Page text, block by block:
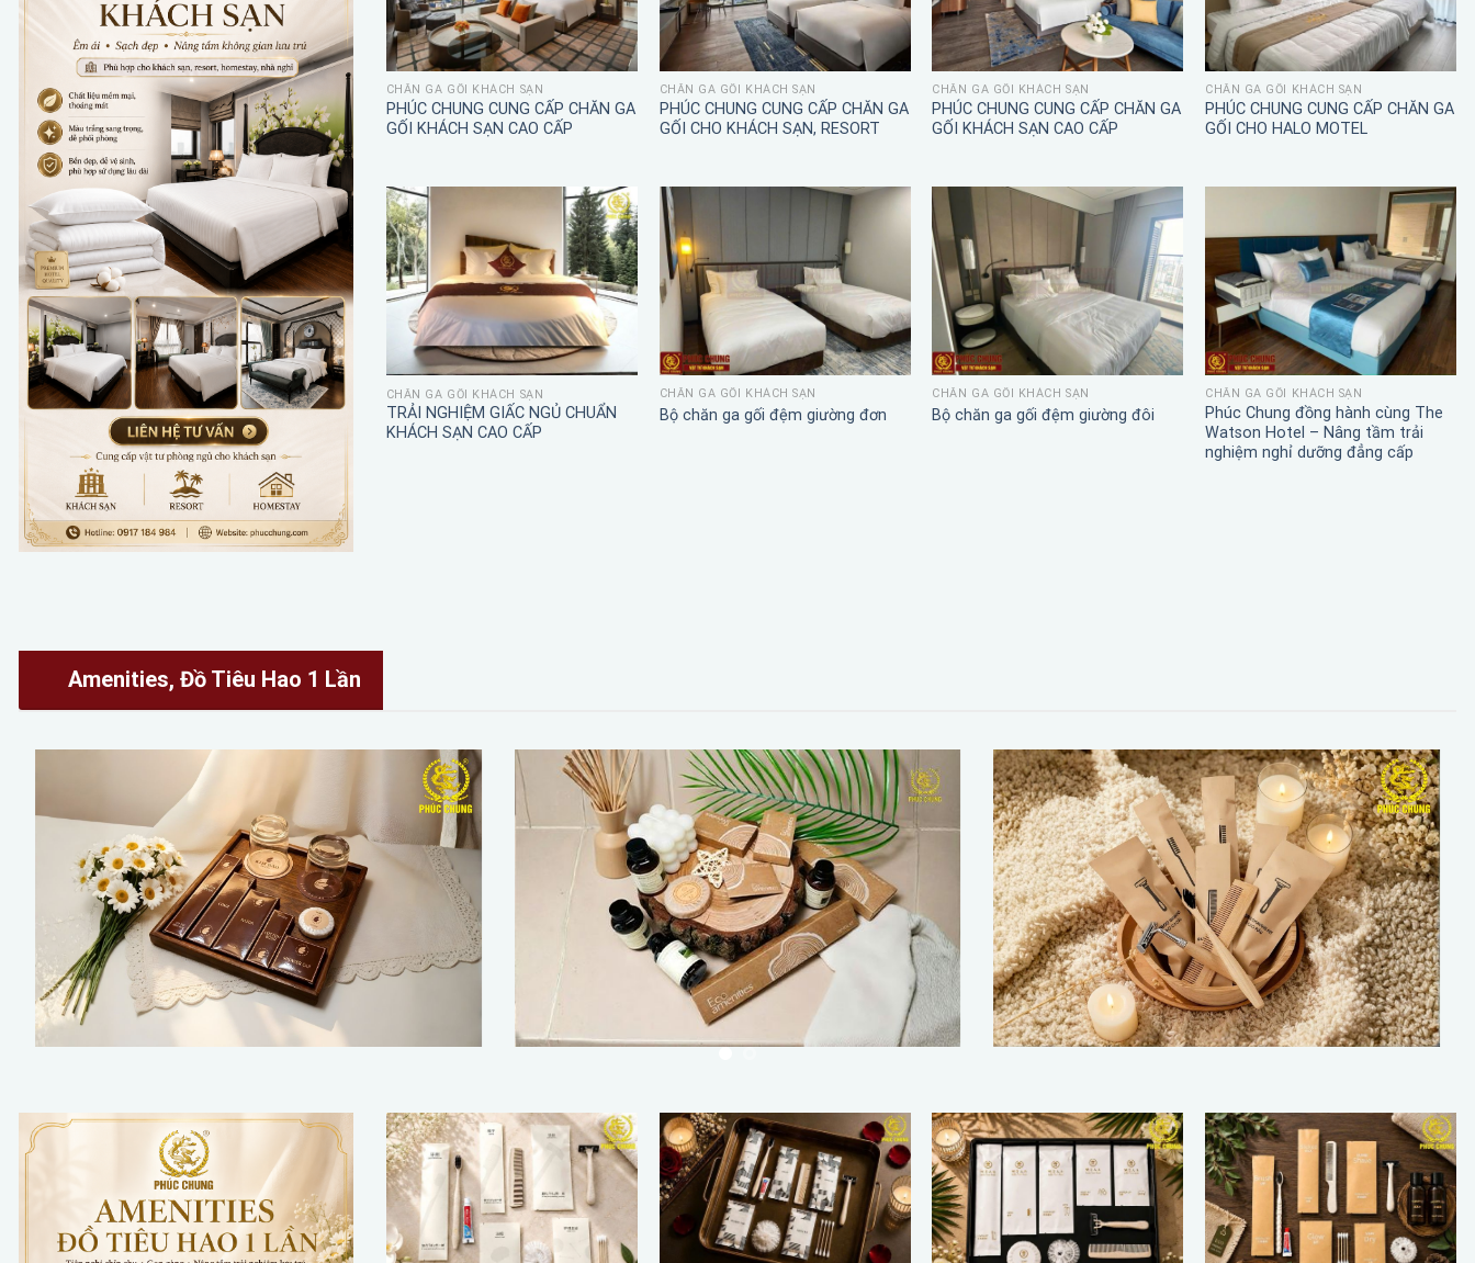
CHĂN GA GỐI KHÁCH SẠN
PHÚC CHUNG CUNG CẤP CHĂN GA
GỐI KHÁCH SẠN CAO CẤP
CHĂN GA GỐI KHÁCH SẠN
PHÚC CHUNG CUNG CẤP CHĂN GA
GỐI CHO KHÁCH SẠN, RESORT
CHĂN GA GỐI KHÁCH SẠN
PHÚC CHUNG CUNG CẤP CHĂN GA
GỐI KHÁCH SẠN CAO CẤP
CHĂN GA GỐI KHÁCH SẠN
PHÚC CHUNG CUNG CẤP CHĂN GA
GỐI CHO HALO MOTEL
CHĂN GA GỐI KHÁCH SẠN
TRẢI NGHIỆM GIẤC NGỦ CHUẨN
KHÁCH SẠN CAO CẤP
CHĂN GA GỐI KHÁCH SẠN
Bộ chăn ga gối đệm giường đơn
CHĂN GA GỐI KHÁCH SẠN
Bộ chăn ga gối đệm giường đôi
CHĂN GA GỐI KHÁCH SẠN
Phúc Chung đồng hành cùng The
Watson Hotel – Nâng tầm trải
nghiệm nghỉ dưỡng đẳng cấp
Amenities, Đồ Tiêu Hao 1 Lần